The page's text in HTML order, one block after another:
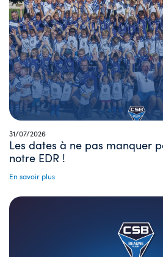
31/07/2026
Les dates à ne pas manquer
notre EDR !
En savoir plus